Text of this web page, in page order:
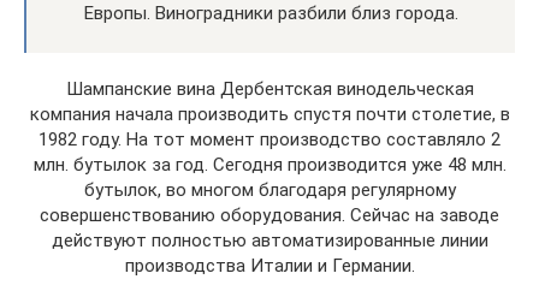
Европы. Виноградники разбили близ города.
Шампанские вина Дербентская винодельческая
компания начала производить спустя почти столетие, в
1982 году. На тот момент производство составляло 2
млн. бутылок за год. Сегодня производится уже 48 млн.
бутылок, во многом благодаря регулярному
совершенствованию оборудования. Сейчас на заводе
действуют полностью автоматизированные линии
производства Италии и Германии.